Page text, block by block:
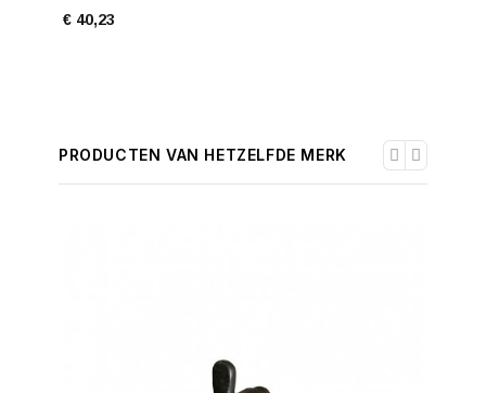
€ 40,23
PRODUCTEN VAN HETZELFDE MERK